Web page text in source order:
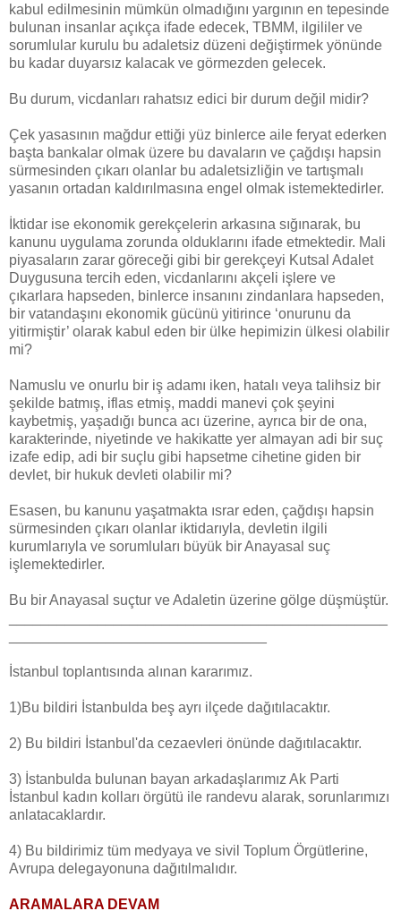
kabul edilmesinin mümkün olmadığını yargının en tepesinde
bulunan insanlar açıkça ifade edecek, TBMM, ilgililer ve
sorumlular kurulu bu adaletsiz düzeni değiştirmek yönünde
bu kadar duyarsız kalacak ve görmezden gelecek.
Bu durum, vicdanları rahatsız edici bir durum değil midir?
Çek yasasının mağdur ettiği yüz binlerce aile feryat ederken
başta bankalar olmak üzere bu davaların ve çağdışı hapsin
sürmesinden çıkarı olanlar bu adaletsizliğin ve tartışmalı
yasanın ortadan kaldırılmasına engel olmak istemektedirler.
İktidar ise ekonomik gerekçelerin arkasına sığınarak, bu
kanunu uygulama zorunda olduklarını ifade etmektedir. Mali
piyasaların zarar göreceği gibi bir gerekçeyi Kutsal Adalet
Duygusuna tercih eden, vicdanlarını akçeli işlere ve
çıkarlara hapseden, binlerce insanını zindanlara hapseden,
bir vatandaşını ekonomik gücünü yitirince ‘onurunu da
yitirmiştir’ olarak kabul eden bir ülke hepimizin ülkesi olabilir
mi?
Namuslu ve onurlu bir iş adamı iken, hatalı veya talihsiz bir
şekilde batmış, iflas etmiş, maddi manevi çok şeyini
kaybetmiş, yaşadığı bunca acı üzerine, ayrıca bir de ona,
karakterinde, niyetinde ve hakikatte yer almayan adi bir suç
izafe edip, adi bir suçlu gibi hapsetme cihetine giden bir
devlet, bir hukuk devleti olabilir mi?
Esasen, bu kanunu yaşatmakta ısrar eden, çağdışı hapsin
sürmesinden çıkarı olanlar iktidarıyla, devletin ilgili
kurumlarıyla ve sorumluları büyük bir Anayasal suç
işlemektedirler.
Bu bir Anayasal suçtur ve Adaletin üzerine gölge düşmüştür.
İstanbul toplantısında alınan kararımız.
1)Bu bildiri İstanbulda beş ayrı ilçede dağıtılacaktır.
2) Bu bildiri İstanbul'da cezaevleri önünde dağıtılacaktır.
3) İstanbulda bulunan bayan arkadaşlarımız Ak Parti
İstanbul kadın kolları örgütü ile randevu alarak, sorunlarımızı
anlatacaklardır.
4) Bu bildirimiz tüm medyaya ve sivil Toplum Örgütlerine,
Avrupa delegayonuna dağıtılmalıdır.
ARAMALARA DEVAM